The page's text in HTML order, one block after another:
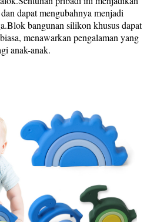
dapat mengubahnya menjadi
bangunan silikon khusus dapat
menawarkan pengalaman yang
anak-anak.